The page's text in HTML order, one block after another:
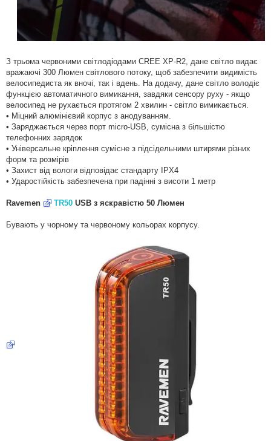
З трьома червоними світлодіодами CREE XP-R2, дане світло видає
вражаючі 300 Люмен світлового потоку, щоб забезпечити видимість
велосипедиста як вночі, так і вдень. На додачу, дане світло володіє
функцією автоматичного вимикання, завдяки сенсору руху - якщо
велосипед не рухається протягом 2 хвилин - світло вимикається.
• Міцний алюмінієвий корпус з анодуванням.
• Заряджається через порт micro-USB, сумісна з більшістю
телефонних зарядок
• Універсальне кріплення сумісне з підсідельними штирями різних
форм та розмірів
• Захист від вологи відповідає стандарту IPX4
• Ударостійкість забезпечена при падінні з висоти 1 метр
Ravemen TR50 USB з яскравістю 50 Люмен
Бувають у чорному та червоному кольорах корпусу.